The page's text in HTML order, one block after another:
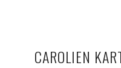
CAROLIEN